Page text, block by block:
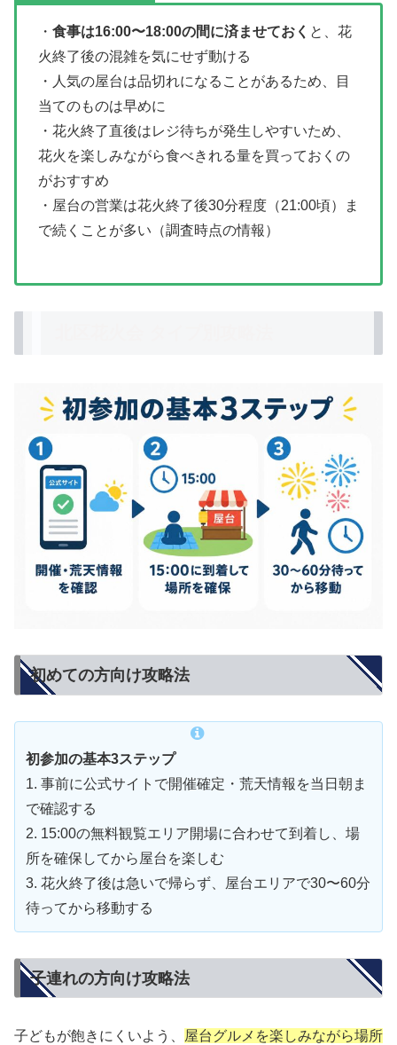
・ 食事は16:00〜18:00の間に済ませておく と、花
火終了後の混雑を気にせず動ける
・人気の屋台は品切れになることがあるため、目
当てのものは早めに
・花火終了直後はレジ待ちが発生しやすいため、
花火を楽しみながら食べきれる量を買っておくの
がおすすめ
・屋台の営業は花火終了後30分程度（21:00頃）ま
で続くことが多い（調査時点の情報）
初めての方向け攻略法
初参加の基本3ステップ
1. 事前に公式サイトで開催確定・荒天情報を当日朝ま
で確認する
2. 15:00の無料観覧エリア開場に合わせて到着し、場
所を確保してから屋台を楽しむ
3. 花火終了後は急いで帰らず、屋台エリアで30〜60分
待ってから移動する
子連れの方向け攻略法
子どもが飽きにくいよう、 屋台グルメを楽しみながら場所